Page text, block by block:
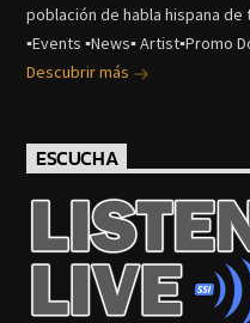
población de habla hispana de
▪Events ▪News▪ Artist▪Promo
Descubrir más
ESCUCHA